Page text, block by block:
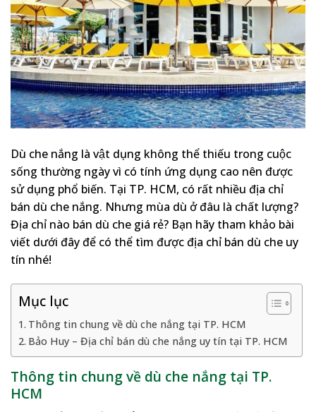
Dù che nắng là vật dụng không thể thiếu trong cuộc
sống thường ngày vì có tính ứng dụng cao nên được
sử dụng phổ biến. Tại TP. HCM, có rất nhiều địa chỉ
bán dù che nắng. Nhưng mùa dù ở đâu là chất lượng?
Địa chỉ nào bán dù che giá rẻ? Bạn hãy tham khảo bài
viết dưới đây để có thể tìm được địa chỉ bán dù che uy
tín nhé!
Mục lục
Thông tin chung về dù che nắng tại TP. HCM
Bảo Huy – Địa chỉ bán dù che nắng uy tín tại TP. HCM
Thông tin chung về dù che nắng tại TP.
HCM